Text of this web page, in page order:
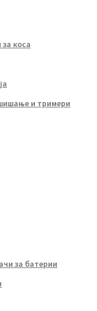
коса
и тримери
за батерии